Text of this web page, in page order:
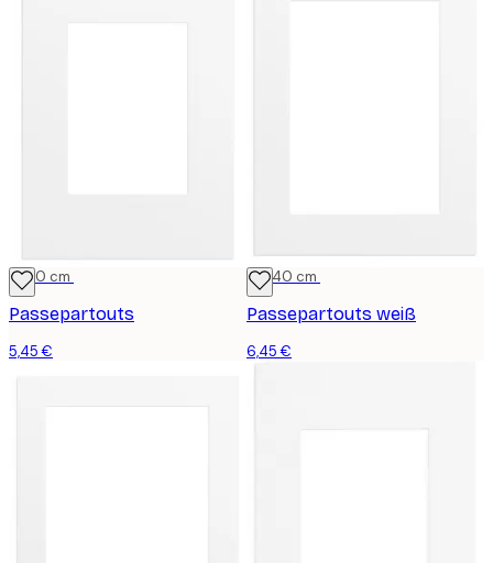
21x30 cm
Passepartouts
5,45 €
30x40 cm
Passepartouts weiß
6,45 €